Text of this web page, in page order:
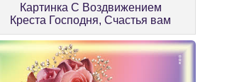
Картинка С Воздвижением
Креста Господня, Счастья вам